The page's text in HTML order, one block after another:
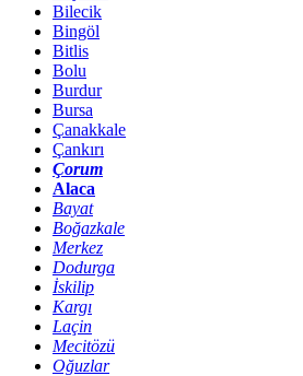
Bilecik
Bingöl
Bitlis
Bolu
Burdur
Bursa
Çanakkale
Çankırı
Çorum
Alaca
Bayat
Boğazkale
Merkez
Dodurga
İskilip
Kargı
Laçin
Mecitözü
Oğuzlar